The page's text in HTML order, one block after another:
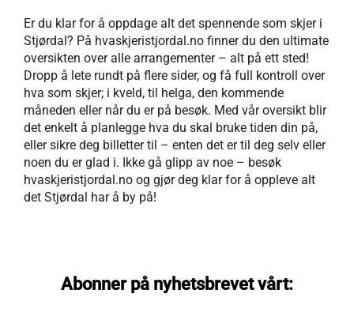
Er du klar for å oppdage alt det spennende som skjer i
Stjørdal? På hvaskjeristjordal.no finner du den ultimate
oversikten over alle arrangementer – alt på ett sted!
Dropp å lete rundt på flere sider, og få full kontroll over
hva som skjer; i kveld, til helga, den kommende
måneden eller når du er på besøk. Med vår oversikt blir
det enkelt å planlegge hva du skal bruke tiden din på,
eller sikre deg billetter til – enten det er til deg selv eller
noen du er glad i. Ikke gå glipp av noe – besøk
hvaskjeristjordal.no og gjør deg klar for å oppleve alt
det Stjørdal har å by på!
Abonner på nyhetsbrevet vårt: